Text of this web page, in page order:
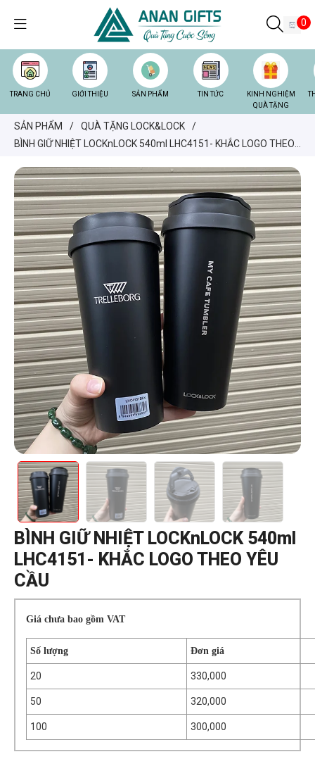
0
TRANG CHỦ GIỚI THIỆU SẢN PHẨM TIN TỨC
KINH NGHIỆM
QUÀ TẶNG
SẢN PHẨM / QUÀ TẶNG LOCK&LOCK
/
BÌNH GIỮ NHIỆT LOCKnLOCK 540ml LHC4151- KHẮC LOGO THEO
BÌNH GIỮ NHIỆT LOCKnLOCK 540ml
LHC4151- KHẮC LOGO THEO YÊU
CẦU
Giá chưa bao gồm VAT
Số lượng Đơn giá
20 330,000
50 320,000
100 300,000